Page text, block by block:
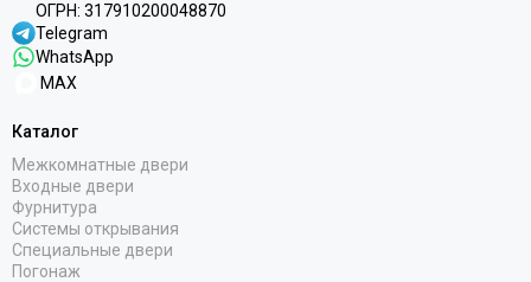
ОГРН: 317910200048870
Telegram
WhatsApp
MAX
Каталог
Межкомнатные двери
Входные двери
Фурнитура
Системы открывания
Специальные двери
Погонаж